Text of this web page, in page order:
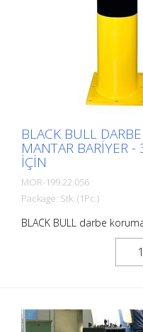
kaplamalı Orta ila ağır
sınırlı olduğu yerlerde
elemanı ile de donatılabilir.
BLACK BULL
MANTAR BARIYER
IÇIN
MOR-199.22.056
Package: Stk. (1Pc.)
BLACK BULL darbe
çelikten, gevşek
daldırma galvanizli ve sarı-
dübelleme için Çap: 323
20 mm'lik 8 matkap deliği
BLACK BULL darbe